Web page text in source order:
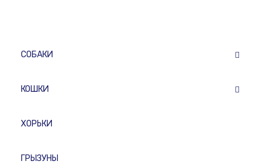
СОБАКИ
КОШКИ
ХОРЬКИ
ГРЫЗУНЫ